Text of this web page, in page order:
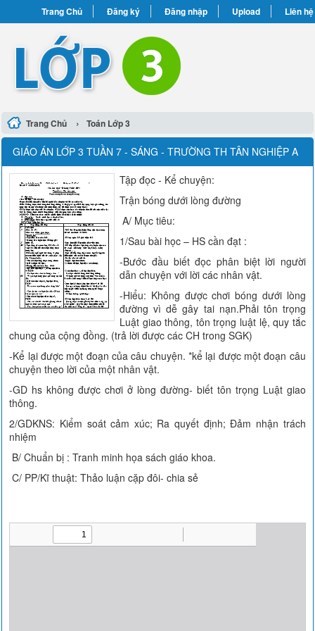
Trang Chủ Đăng ký Đăng nhập Upload Liên hệ
Trang Chủ › Toán Lớp 3
GIÁO ÁN LỚP 3 TUẦN 7 - SÁNG - TRƯỜNG TH TÂN NGHIỆP A
Tập đọc - Kể chuyện:
Trận bóng dưới lòng đường
A/ Mục tiêu:
1/Sau bài học – HS cần đạt :
-Bước đầu biết đọc phân biệt lời người
dẫn chuyện với lời các nhân vật.
-Hiểu: Không được chơi bóng dưới lòng
đường vì dễ gây tai nạn.Phải tôn trọng
Luật giao thông, tôn trọng luật lệ, quy tắc
chung của cộng đồng. (trả lời được các CH trong SGK)
-Kể lại được một đoạn của câu chuyện. *kể lại được một đoạn câu
chuyện theo lời của một nhân vật.
-GD hs không được chơi ở lòng đường- biết tôn trọng Luật giao
thông.
2/GDKNS: Kiểm soát cảm xúc; Ra quyết định; Đảm nhận trách
nhiệm
B/ Chuẩn bị : Tranh minh họa sách giáo khoa.
C/ PP/Kĩ thuật: Thảo luận cặp đôi- chia sẻ